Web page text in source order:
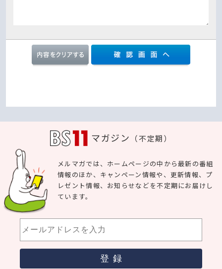
マガジン （不定期）
メルマガでは、ホームページの中から最新の番組
情報のほか、キャンペーン情報や、更新情報、プ
レゼント情報、お知らせなどを不定期にお届けし
ています。